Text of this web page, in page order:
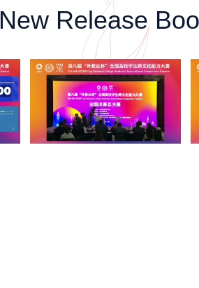
New Release